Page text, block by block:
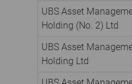
UBS Asset
Holding (No. 2) Ltd
UBS Asset
Holding Ltd